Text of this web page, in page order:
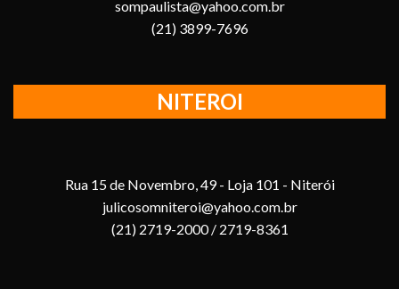
sompaulista@yahoo.com.br
(21) 3899-7696
NITEROI
Rua 15 de Novembro, 49 - Loja 101 - Niterói
julicosomniteroi@yahoo.com.br
(21) 2719-2000 / 2719-8361